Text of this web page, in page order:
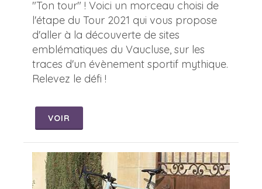
"Ton tour" ! Voici un morceau choisi de
l'étape du Tour 2021 qui vous propose
d'aller à la découverte de sites
emblématiques du Vaucluse, sur les
traces d'un évènement sportif mythique.
Relevez le défi !
VOIR